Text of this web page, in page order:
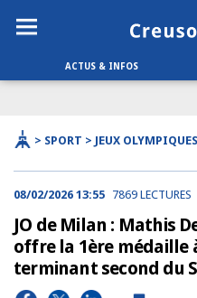
ACTUS & INFOS
> SPORT > JEUX OLYMPIQUES
08/02/2026 13:55 7869 LECTURES
JO de Milan : Mathis
offre la 1ère médaille
terminant second du